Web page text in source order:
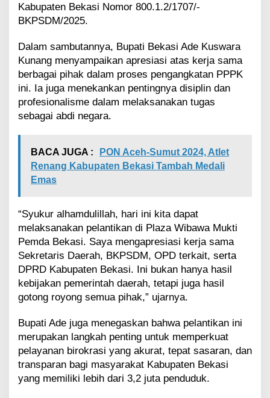
P
Kabupaten Bekasi Nomor 800.1.2/1707/-
BKPSDM/2025.
Dalam sambutannya, Bupati Bekasi Ade Kuswara
Kunang menyampaikan apresiasi atas kerja sama
berbagai pihak dalam proses pengangkatan PPPK
ini. Ia juga menekankan pentingnya disiplin dan
profesionalisme dalam melaksanakan tugas
sebagai abdi negara.
BACA JUGA :
PON Aceh-Sumut 2024, Atlet
Renang Kabupaten Bekasi Tambah Medali
Emas
“Syukur alhamdulillah, hari ini kita dapat
melaksanakan pelantikan di Plaza Wibawa Mukti
Pemda Bekasi. Saya mengapresiasi kerja sama
Sekretaris Daerah, BKPSDM, OPD terkait, serta
DPRD Kabupaten Bekasi. Ini bukan hanya hasil
kebijakan pemerintah daerah, tetapi juga hasil
gotong royong semua pihak,” ujarnya.
Bupati Ade juga menegaskan bahwa pelantikan ini
merupakan langkah penting untuk memperkuat
pelayanan birokrasi yang akurat, tepat sasaran, dan
transparan bagi masyarakat Kabupaten Bekasi
yang memiliki lebih dari 3,2 juta penduduk.